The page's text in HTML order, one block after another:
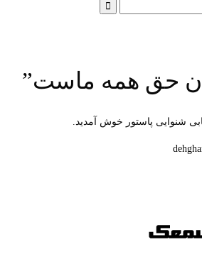
حق همه ماست”
شنوایی پاستور خوش آمدید.